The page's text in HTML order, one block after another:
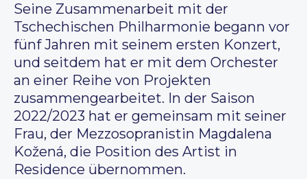
Seine Zusammenarbeit mit der
Tschechischen Philharmonie begann vor
fünf Jahren mit seinem ersten Konzert,
und seitdem hat er mit dem Orchester
an einer Reihe von Projekten
zusammengearbeitet. In der Saison
2022/2023 hat er gemeinsam mit seiner
Frau, der Mezzosopranistin Magdalena
Kožená, die Position des Artist in
Residence übernommen.